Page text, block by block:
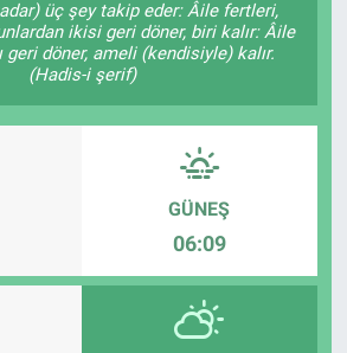
üç şey takip eder: Âile fertleri,
ikisi geri döner, biri kalır: Âile
geri döner, ameli (kendisiyle) kalır.
(Hadis-i şerif)
GÜNEŞ
06:09